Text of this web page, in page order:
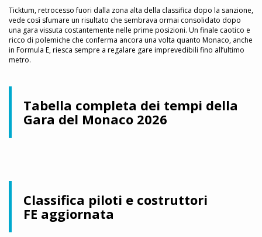
Ticktum, retrocesso fuori dalla zona alta della classifica dopo la sanzione,
vede così sfumare un risultato che sembrava ormai consolidato dopo
una gara vissuta costantemente nelle prime posizioni. Un finale caotico e
ricco di polemiche che conferma ancora una volta quanto Monaco, anche
in Formula E, riesca sempre a regalare gare imprevedibili fino all’ultimo
metro.
Tabella completa dei tempi della
Gara del Monaco 2026
Classifica piloti e costruttori
FE aggiornata